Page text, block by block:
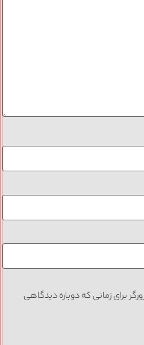
برای زمانی که دوباره دیدگاهی